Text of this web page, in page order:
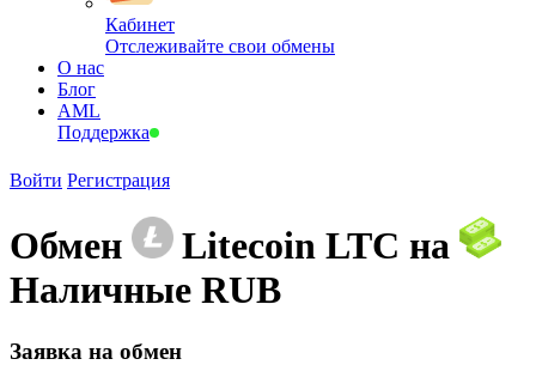
Кабинет
Отслеживайте свои обмены
О нас
Блог
AML
Поддержка
Войти Регистрация
Обмен
Litecoin LTC на
Наличные RUB
Заявка на обмен